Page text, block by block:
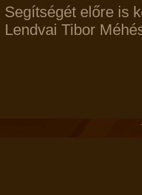
Segítségét előre is
Lendvai Tibor